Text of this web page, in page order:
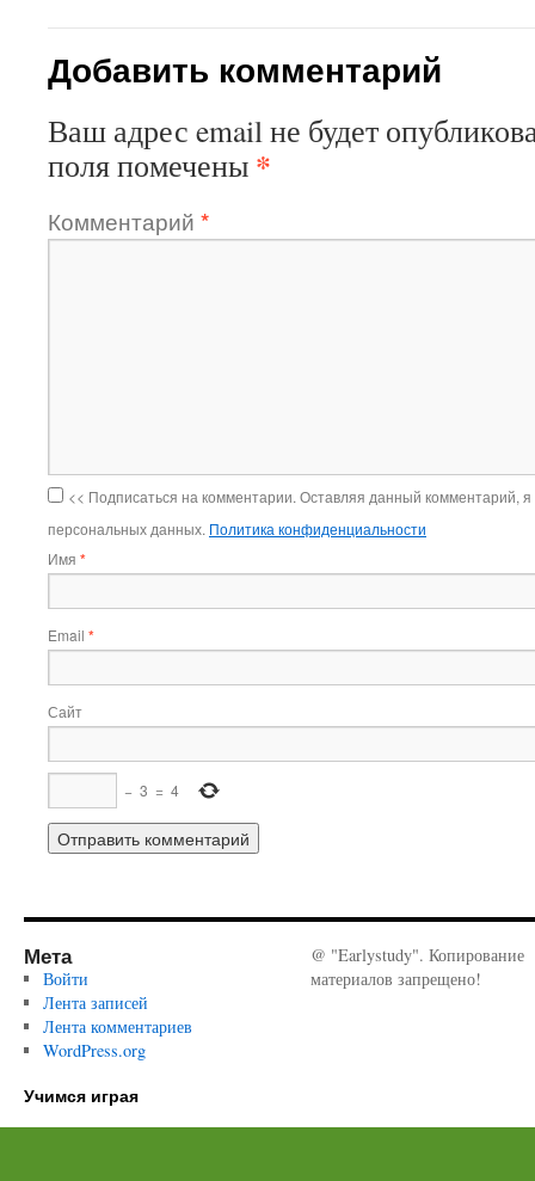
Добавить комментарий
Ваш адрес email не будет
поля помечены *
Комментарий *
<< Подписаться на комментарии. Оставляя данный комментарий,
персональных данных. Политика конфиденциальности
Имя *
Email *
Сайт
− 3 = 4
Мета
Войти
Лента записей
Лента комментариев
WordPress.org
@ "Earlystudy". Копирование
материалов запрещено!
Учимся играя